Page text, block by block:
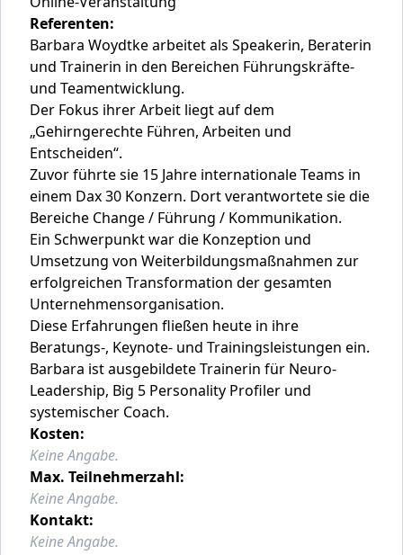
Referenten:
Barbara Woydtke arbeitet als Speakerin, Beraterin
und Trainerin in den Bereichen Führungskräfte-
und Teamentwicklung.
Der Fokus ihrer Arbeit liegt auf dem
„Gehirngerechte Führen, Arbeiten und
Entscheiden“.
Zuvor führte sie 15 Jahre internationale Teams in
einem Dax 30 Konzern. Dort verantwortete sie die
Bereiche Change / Führung / Kommunikation.
Ein Schwerpunkt war die Konzeption und
Umsetzung von Weiterbildungsmaßnahmen zur
erfolgreichen Transformation der gesamten
Unternehmensorganisation.
Diese Erfahrungen fließen heute in ihre
Beratungs-, Keynote- und Trainingsleistungen ein.
Barbara ist ausgebildete Trainerin für Neuro-
Leadership, Big 5 Personality Profiler und
systemischer Coach.
Kosten:
Keine Angabe.
Max. Teilnehmerzahl:
Keine Angabe.
Kontakt:
Keine Angabe.